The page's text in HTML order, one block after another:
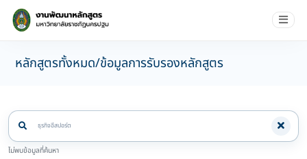
หลักสูตรทั้งหมด/ข้อมูลการรับรองหลักสูตร
ไม่พบข้อมูลที่ค้นหา